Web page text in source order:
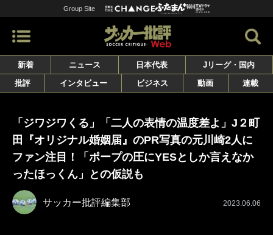
Group Site
新着 ニュース 日本代表
Jリーグ・国内
批評
インタビュー ビジネス 動画 連載
「ジワジワくる」「二人の表情の温度差よ」J２町
田『オリジナル婚姻届』のPR写真の元川崎2人に
ファン注目！「ポープの圧にYESとしか言えなか
ったほっくん」との仮説も
サッカー批評編集部 2023.06.06